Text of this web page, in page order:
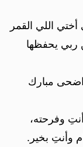
اللي القمر
ربي يحفظها
اضحى مبارك
وفرحته،
وأنتِ بخير.